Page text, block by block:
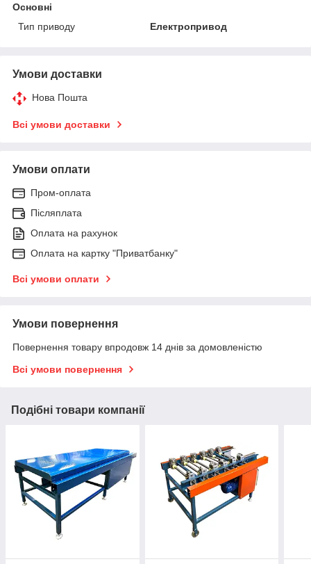
Основні
Тип приводу
Електропривод
Умови доставки
Нова Пошта
Всі умови доставки
Умови оплати
Пром-оплата
Післяплата
Оплата на рахунок
Оплата на картку "Приватбанку"
Всі умови оплати
Умови повернення
Повернення товару впродовж 14 днів за домовленістю
Всі умови повернення
Подібні товари компанії